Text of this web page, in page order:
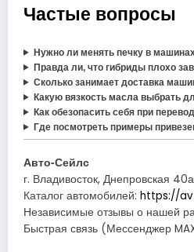
Частые вопросы
Нужно ли менять печку в
Правда ли, что гибриды плохо
Сколько занимает доставка
Какую вязкость масла выбрать
Как обезопасить себя при
Где посмотреть примеры
Авто-Сейлс
г. Владивосток, Днепровская
Каталог автомобилей: https://
Независимые отзывы о нашей
Быстрая связь (Мессенджер